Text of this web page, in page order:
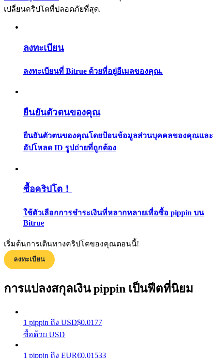
คู่มือเริ่มต้นฟิวเจอร์ส
กลยุทธ์การซื้อขาย
ได้รับ
เปลี่ยนคริปโตที่ปลอดภัยที่สุด.
ลงทะเบียน
ลงทะเบียนที่ Bitrue ด้วยที่อยู่อีเมลของคุณ.
ยืนยันตัวตนของคุณ
ยืนยันตัวตนของคุณโดยป้อนข้อมูลส่วนบุคคลของคุณและ
อัปโหลด ID รูปถ่ายที่ถูกต้อง
ซื้อคริปโต！
ใช้ตัวเลือกการชำระเงินที่หลากหลายเพื่อซื้อ pippin บน
Bitrue
เริ่มต้นการเดินทางคริปโตของคุณตอนนี้!
ลงทะเบียน
การแปลงสกุลเงิน pippin เป็นฟีตที่นิยม
1 pippin ถึง USD$0.0177
ซื้อด้วย USD
1 pippin ถึง EUR€0.01533